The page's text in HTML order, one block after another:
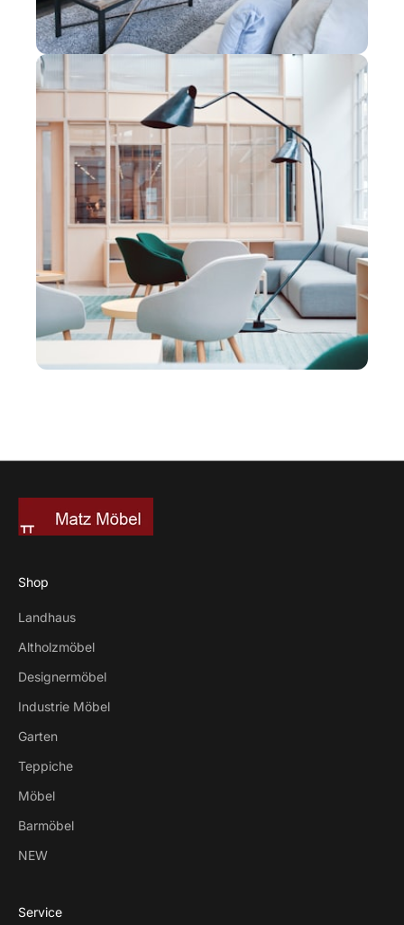
Shop
Landhaus
Altholzmöbel
Designermöbel
Industrie Möbel
Garten
Teppiche
Möbel
Barmöbel
NEW
Service